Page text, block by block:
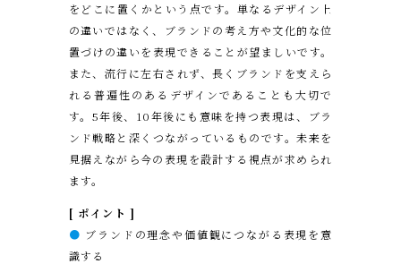
をどこに置くかという点です。単なるデザイン上
の違いではなく、ブランドの考え方や文化的な位
置づけの違いを表現できることが望ましいです。
また、流行に左右されず、長くブランドを支えら
れる普遍性のあるデザインであることも大切で
す。5年後、10年後にも意味を持つ表現は、ブラ
ンド戦略と深くつながっているものです。未来を
見据えながら今の表現を設計する視点が求められ
ます。
[ ポイント ]
● ブランドの理念や価値観につながる表現を意
識する